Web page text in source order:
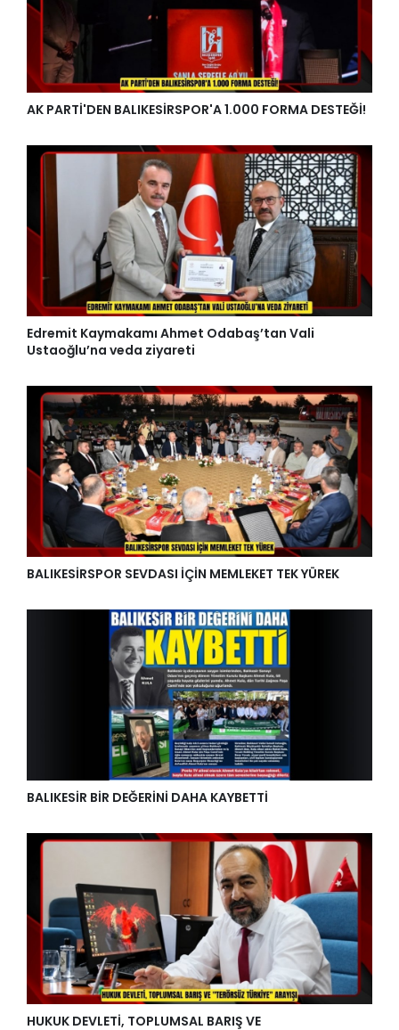
BAÜN AKADEMİSYENİNDEN MUTFAK ERGONOMİSİ VE
ÜRETİM VERİMLİLİĞİNE BİLİMSEL KATKI
AK PARTİ'DEN BALIKESİRSPOR'A 1.000 FORMA DESTEĞİ!
Edremit Kaymakamı Ahmet Odabaş’tan Vali
Ustaoğlu’na veda ziyareti
BALIKESİRSPOR SEVDASI İÇİN MEMLEKET TEK YÜREK
BALIKESİR BİR DEĞERİNİ DAHA KAYBETTİ